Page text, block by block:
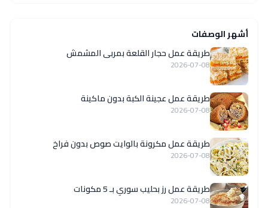
أشهر الوصفات
طريقة عمل حجار القلعة بمربى المشمش
2026-07-08
طريقة عمل عجينة الكبة بدون ماكينة
2026-07-08
طريقة عمل مكرونة بالوايت صوص بدون فراخ
2026-07-08
طريقة عمل رز بحليب سوري بـ 5 مكونات
2026-07-08